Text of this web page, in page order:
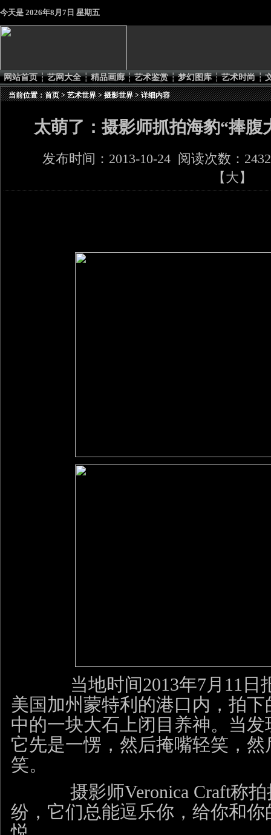
今天是 2026年8月7日 星期五
网站首页 ┆ 艺网大全 ┆ 精品画廊 ┆ 艺术鉴赏 ┆ 梦幻图库 ┆ 艺术时尚 ┆
当前位置：首页>艺术世界>摄影世界> 详细内容
太萌了：摄影师抓拍海豹“捧腹
发布时间：2013-10-24 阅读次数：
【大】
当地时间2013年7月 11 日
美国加州蒙特利的港口内，拍
中的一块大石上闭目养神。当
它先是一愣，然后掩嘴轻笑，
笑。
摄影师Veronica Craft称
纷，它们总能逗乐你，给你和